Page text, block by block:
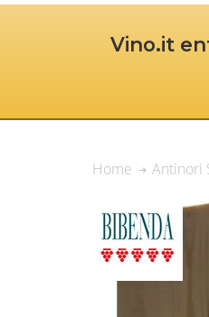
Vino.it
Home Antinori